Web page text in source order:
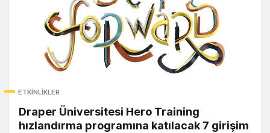
ETKINLIKLER
Draper Üniversitesi Hero Training
hızlandırma programına katılacak 7 girişim